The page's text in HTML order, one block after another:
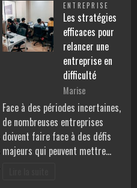
ENTREPRISE
Les stratégies
efficaces pour
relancer une
entreprise en
difficulté
Marise
Face à des périodes incertaines,
de nombreuses entreprises
doivent faire face à des défis
majeurs qui peuvent mettre…